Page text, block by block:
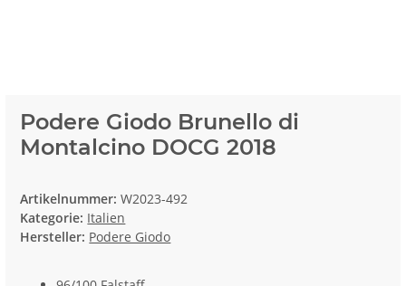
Podere Giodo Brunello di
Montalcino DOCG 2018
Artikelnummer:W2023-492
Kategorie: Italien
Hersteller: Podere Giodo